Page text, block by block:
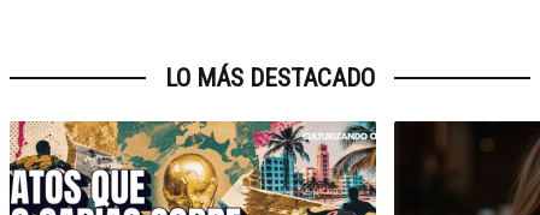
LO MÁS DESTACADO